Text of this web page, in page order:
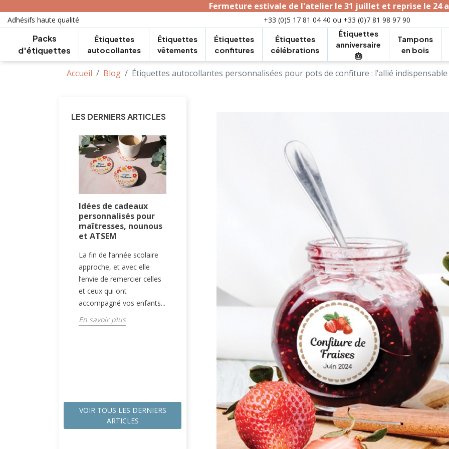
Fermeture estivale de l'atelier le 31 juillet et reprise le 24
Adhésifs haute qualité +33 (0)5 17 81 04 40 ou +33 (0)7 81 98 97 90
Packs
d'étiquettes
Étiquettes
autocollantes
Étiquettes
vêtements
Étiquettes
confitures
Étiquettes
célébrations
Étiquettes
anniversaire
🎂
Tampons
en bois
Accueil Blog Étiquettes autocollantes personnalisées pour pots de confiture : l’allié
LES DERNIERS ARTICLES
Idées de cadeaux
personnalisés pour
maîtresses, nounous
et ATSEM
La fin de l’année scolaire
approche, et avec elle
l’envie de remercier celles
et ceux qui ont
accompagné vos enfants...
En savoir plus
Immortaliser les moments
importants de la vie est
essentiel pour prolonger
En savoir plus
Dessous de verre
personnalisés avec
photo : une idée
originale pour vos
événements
Aujourd’hui, la tendance
est à la personnalisation,
et les objets du quotidien
deviennent de véritables
éléments de...
En savoir plus
un
de...
En
VOIR TOUS LES DERNIERS
ARTICLES